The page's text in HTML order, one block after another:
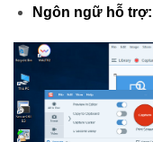
Ngôn ngữ hỗ trợ: